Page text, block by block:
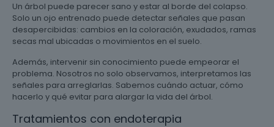
Un árbol puede parecer sano y estar al borde del colapso.
Solo un ojo entrenado puede detectar señales que pasan
desapercibidas: cambios en la coloración, exudados, ramas
secas mal ubicadas o movimientos en el suelo.
Además, intervenir sin conocimiento puede empeorar el
problema. Nosotros no solo observamos, interpretamos las
señales para arreglarlas. Sabemos cuándo actuar, cómo
hacerlo y qué evitar para alargar la vida del árbol.
Tratamientos con endoterapia